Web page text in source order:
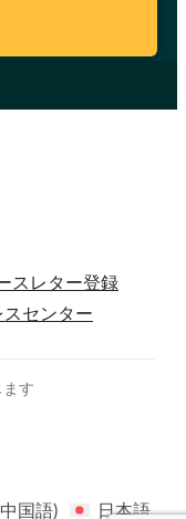
スレター登録
スセンター
す
国語) 日本語